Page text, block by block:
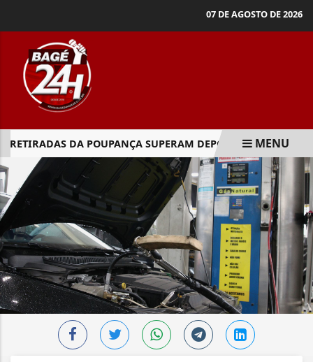
07 DE AGOSTO DE 2026
RETIRADAS DA POUPANÇA SUPERAM DEPÓSITOS EM R$ 7,15
MENU